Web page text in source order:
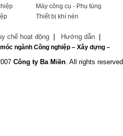
Máy công cụ - Phụ tùng
Thiết bị khí nén
chế hoạt động Hướng dẫn
ngành Công nghiệp – Xây dựng –
Công ty Ba Miền. All rights reserved